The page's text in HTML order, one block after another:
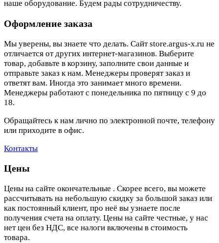
наше оборудование. Будем рады сотрудничеству.
Оформление заказа
Мы уверены, вы знаете что делать. Сайт store.argus-x.ru не
отличается от других интернет-магазинов. Выберите
товар, добавьте в корзину, заполните свои данные и
отправьте заказ к нам. Менеджеры проверят заказ и
ответят вам. Иногда это занимает много времени.
Менеджеры работают с понедельника по пятницу с 9 до
18.
Обращайтесь к нам лично по электронной почте, телефону
или приходите в офис.
Контакты
Цены
Цены на сайте окончательные . Скорее всего, вы можете
рассчитывать на небольшую скидку за большой заказ или
как постоянный клиент, про неё вы узнаете после
получения счета на оплату. Цены на сайте честные, у нас
нет цен без НДС, все налоги включены в стоимость
товара.